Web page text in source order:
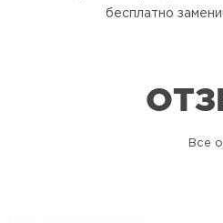
бесплатно
Все